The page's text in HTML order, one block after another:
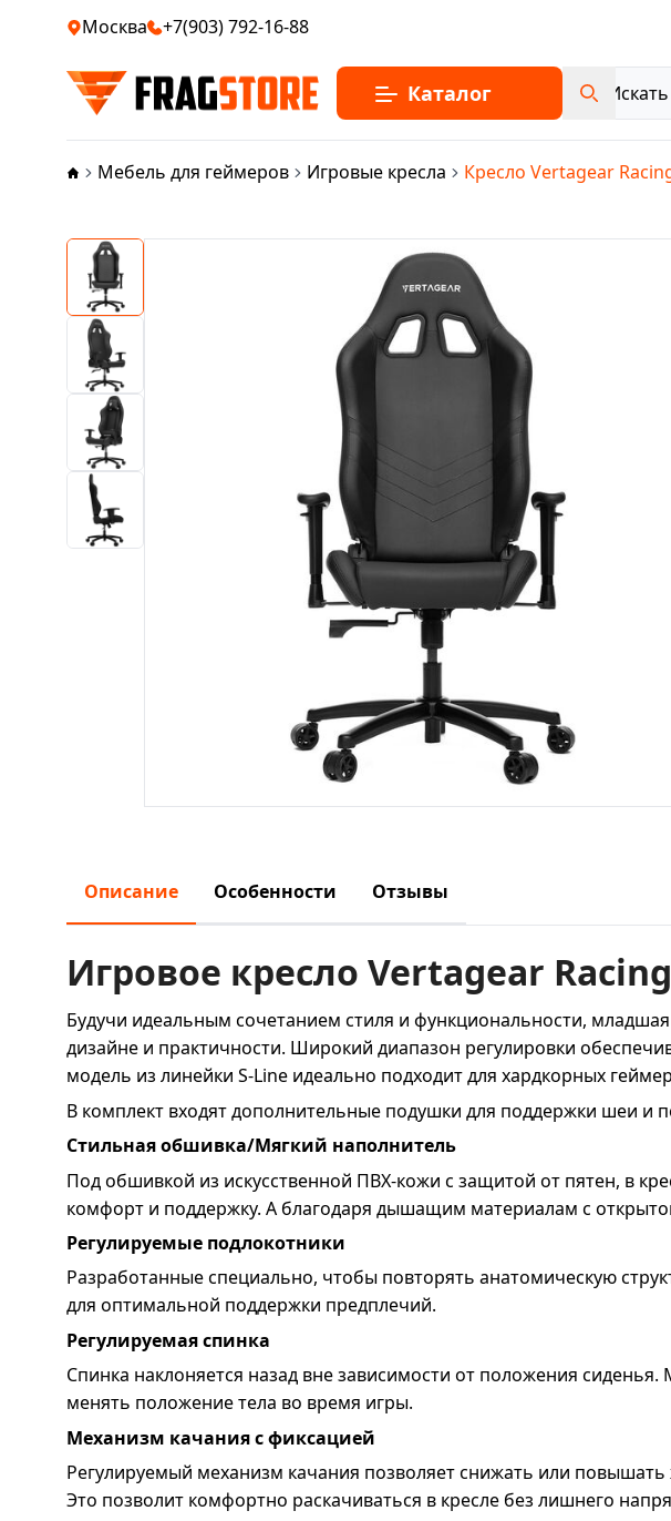
Москва +7(903) 792-16-88
Каталог
Мебель для геймеров Игровые кресла Кресло Vertagear
Описание Особенности Отзывы
Игровое кресло Vertagear
Будучи идеальным сочетанием стиля и функциональности,
дизайне и практичности. Широкий диапазон регулировки
модель из линейки S-Line идеально подходит для хардкорных
В комплект входят дополнительные подушки для поддержки шеи и
Стильная обшивка/Мягкий наполнитель
Под обшивкой из искусственной ПВХ-кожи с защитой от пятен, в
комфорт и поддержку. А благодаря дышащим материалам с
Регулируемые подлокотники
Разработанные специально, чтобы повторять анатомическую
для оптимальной поддержки предплечий.
Регулируемая спинка
Спинка наклоняется назад вне зависимости от положения
менять положение тела во время игры.
Механизм качания с фиксацией
Регулируемый механизм качания позволяет снижать или
Это позволит комфортно раскачиваться в кресле без лишнего